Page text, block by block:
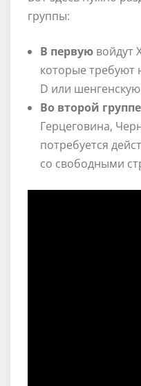
группы:
В первую войдут
которые требуют
D или
Во второй группе
Герцеговина,
потребуется
со свободными